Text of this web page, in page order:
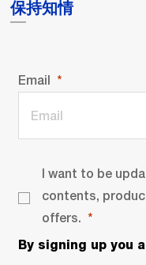
保持知情
Email
I want to be
contents,
offers.
By signing up you